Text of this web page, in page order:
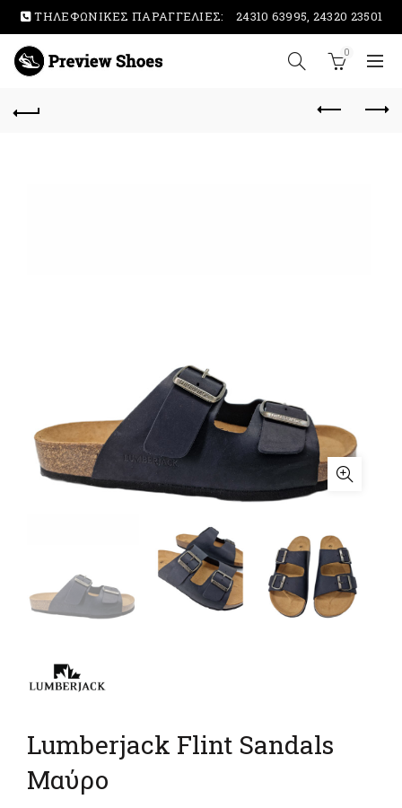
ΤΗΛΕΦΩΝΙΚΕΣ ΠΑΡΑΓΓΕΛΙΕΣ: 24310 63995, 24320 23501
0
Lumberjack Flint Sandals
Μαύρο